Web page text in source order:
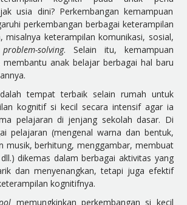
usia dini? Perkembangan kemampuan
perkembangan berbagai keterampilan
misalnya keterampilan komunikasi, sosial,
problem-solving. Selain itu, kemampuan
anak belajar berbagai hal baru
tempat terbaik selain rumah untuk
kognitif si kecil secara intensif agar ia
pelajaran di jenjang sekolah dasar. Di
pelajaran (mengenal warna dan bentuk,
musik, berhitung, menggambar, membuat
dikemas dalam berbagai aktivitas yang
dan menyenangkan, tetapi juga efektif
kognitifnya.
memungkinkan perkembangan si kecil